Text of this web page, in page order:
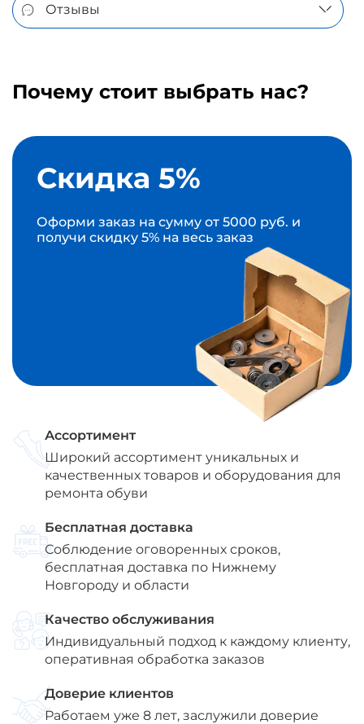
Отзывы
Почему стоит выбрать нас?
Скидка 5%
Оформи заказ на сумму от 5000 руб. и
получи скидку 5% на весь заказ
Ассортимент
Широкий ассортимент уникальных и
качественных товаров и оборудования для
ремонта обуви
Бесплатная доставка
Соблюдение оговоренных сроков,
бесплатная доставка по Нижнему
Новгороду и области
Качество обслуживания
Индивидуальный подход к каждому клиенту,
оперативная обработка заказов
Доверие клиентов
Работаем уже 8 лет, заслужили доверие